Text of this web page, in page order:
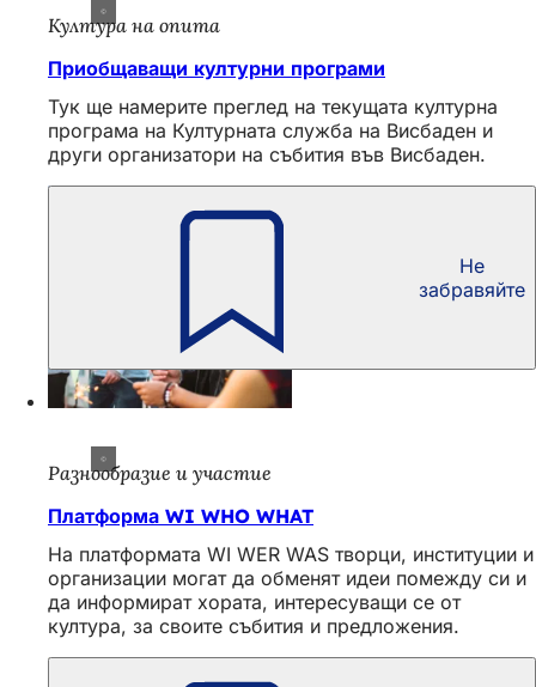
Култура на опита
Приобщаващи културни програми
Тук ще намерите преглед на текущата културна
програма на Културната служба на Висбаден и
други организатори на събития във Висбаден.
Не
забравяйте
Разнообразие и участие
Платформа WI WHO WHAT
На платформата WI WER WAS творци, институции и
организации могат да обменят идеи помежду си и
да информират хората, интересуващи се от
култура, за своите събития и предложения.